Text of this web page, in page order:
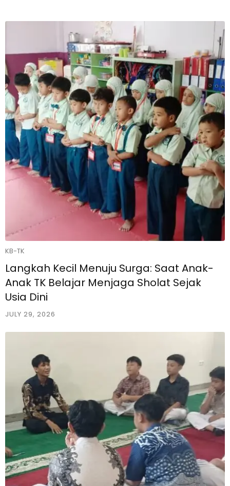
KB-TK
Langkah Kecil Menuju Surga: Saat Anak-
Anak TK Belajar Menjaga Sholat Sejak
Usia Dini
JULY 29, 2026